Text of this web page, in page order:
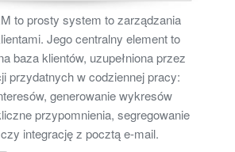
to prosty system to zarządzania
Jego centralny element to
baza klientów, uzupełniona przez
przydatnych w codziennej pracy:
generowanie wykresów
przypomnienia, segregowanie
integrację z pocztą e-mail.